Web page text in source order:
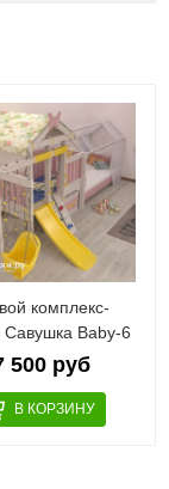
комплекс-
Савушка Baby-6
500 руб